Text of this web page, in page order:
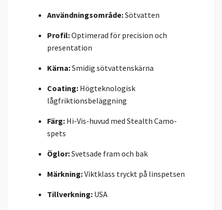
Användningsområde:Sötvatten
Profil:Optimerad för precision och
presentation
Kärna:Smidig sötvattenskärna
Coating: Högteknologisk
lågfriktionsbeläggning
Färg: Hi-Vis-huvud med Stealth Camo-
spets
Öglor:Svetsade fram och bak
Märkning:Viktklass tryckt på linspetsen
Tillverkning: USA